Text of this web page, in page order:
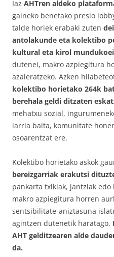
Iaz AHTren aldeko
gaineko benetako presio
talde horiek erabaki zuten
antolakunde eta kolektibo
kultural eta kirol
dutenei, makro azpiegitura
azaleratzeko. Azken
kolektibo horietako 264k
berehala geldi ditzaten
mehatxu sozial,
larria baita, komunitate
osoarentzat ere.
Kolektibo horietako askok
bereizgarriak erakutsi
pankarta txikiak, jantziak
makro azpiegitura horren
sentsibilitate-aniztasuna
agintzen dutenetik haratago,
AHT gelditzearen alde
da.